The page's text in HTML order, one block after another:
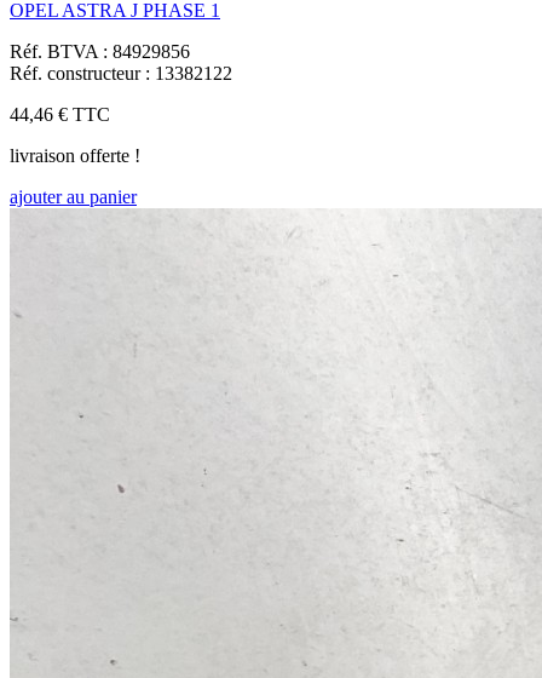
OPEL ASTRA J PHASE 1
Réf. BTVA : 84929856
Réf. constructeur : 13382122
44,46 € TTC
livraison offerte !
ajouter au panier